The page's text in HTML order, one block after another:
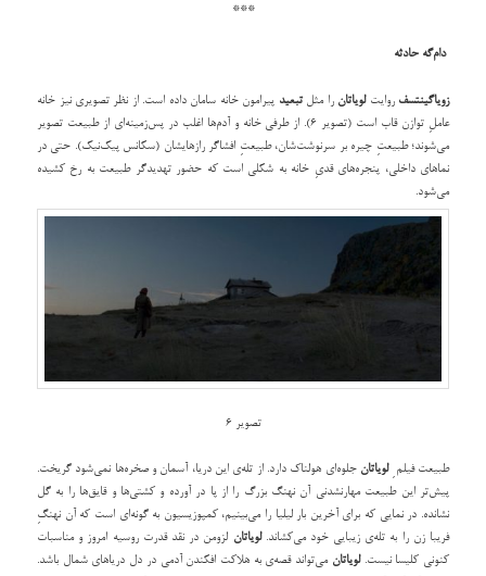
***
دام‌گه حادثه
زویاگینتسف روایتلویاتان را مثلتبعید پیرامون خانه سامان داده است. از نظر تصویری نیز خانه
عاملِ توازن قاب است (تصویر 6). از طرفی خانه و آدم‌ها اغلب در پس‌زمینه‌ای از طبیعت تصویر
می‌شوند؛ طبیعتِ چیره بر سرنوشت‌شان، طبیعتِ افشاگر رازهایشان (سکانس پیک‌نیک). حتی در
نماهای داخلی، پنجره‌های قدیِ خانه به شکلی است که حضور تهدیدگر طبیعت به رخ کشیده
می‌شود.
تصویر 6
طبیعت فیلم ِلویاتان جلوه‌ای هولناک دارد. از تله‌ی این دریا، آسمان و صخره‌ها نمی‌شود گریخت.
پیش‌تر این طبیعت مهارنشدنی آن نهنگ بزرگ را از پا در آورده و کشتی‌ها و قایق‌ها را به گل
نشانده. در نمایی که برای آخرین بار لیلیا را می‌بینیم، کمپوزیسیون به گونه‌ای است که آن نهنگِ
فریبا زن را به تله‌ی زیبایی خود می‌کشاند.لویاتان لزومن در نقد قدرت روسیه امروز و مناسبات
کنونی کلیسا نیست.لویاتان می‌تواند قصه‌ی به هلاکت افکندن آدمی در دل دریاهای شمال باشد.